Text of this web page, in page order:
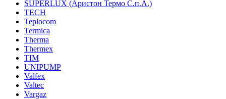
SUPERLUX (Аристон Термо С.п.А.)
TECH
Teplocom
Termica
Therma
Thermex
TIM
UNIPUMP
Valfex
Valtec
Vargaz